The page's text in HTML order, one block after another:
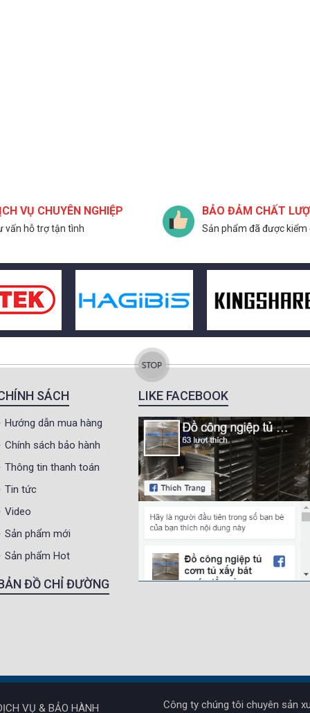
VỤ CHUYÊN NGHIỆP
vấn hỗ trợ tận tình
BẢO ĐẢM CHẤT
Sản phẩm đã được kiểm
SÁCH
Hướng dẫn mua hàng
Chính sách bảo hành
Thông tin thanh toán
Tin tức
Video
Sản phẩm mới
Sản phẩm Hot
ĐỒ CHỈ ĐƯỜNG
LIKE FACEBOOK
VỤ & BẢO HÀNH Công ty chúng tôi chuyên sản